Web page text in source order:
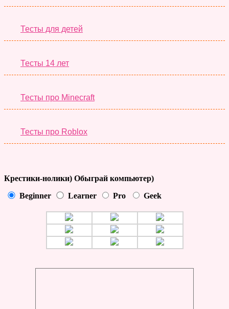
Тесты для детей
Тесты 14 лет
Тесты про Minecraft
Тесты про Roblox
Крестики-нолики) Обыграй компьютер)
Beginner Learner Pro Geek